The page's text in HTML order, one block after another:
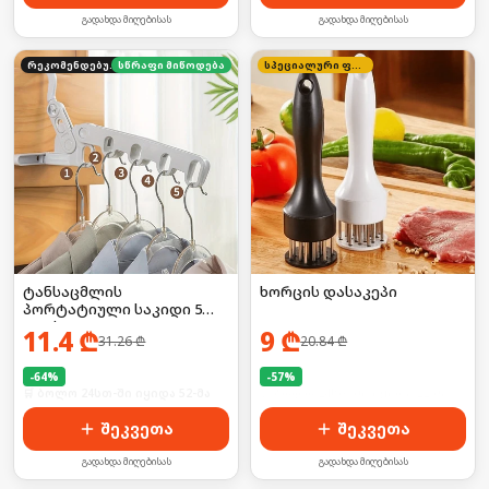
გადახდა მიღებისას გადახდა მიღებისას
რეკომენდებულისწრაფი მიწოდება
ტანსაცმლის
პორტატიული საკიდი 5
კაუჭით
11.4₾31.26₾
-64%
შეკვეთა
გადახდა მიღებისას
სპეციალური ფასი
ხორცის დასაკეპი
9 ₾20.84₾
-57%
შეკვეთა
გადახდა მიღებისას